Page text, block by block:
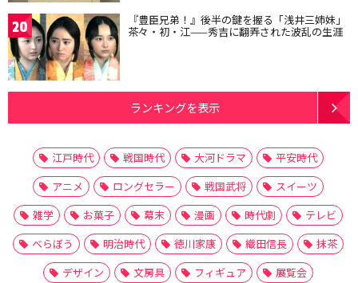
20 『豊臣兄弟！』後半の鍵を握る「浅井三姉妹」
茶々・初・江——秀吉に翻弄された波乱の生涯
ランキングを表示
江戸時代 戦国時代 大河ドラマ
平安時代
アニメ
ロングセラー 戦国武将
スイーツ
雑学
お菓子 幕末 漫画 時代劇
テレビ
べらぼう
明治時代 徳川家康 織田信長
抹茶
デザイン
文房具 フィギュア
展覧会